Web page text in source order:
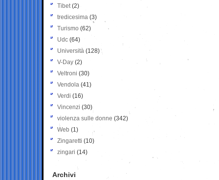
Tibet(2)
tredicesima (3)
Turismo (62)
Udc (64)
Università (128)
V-Day (2)
Veltroni (30)
Vendola (41)
Verdi (16)
Vincenzi (30)
violenza sulle donne (342)
Web (1)
Zingaretti (10)
zingari (14)
Archivi